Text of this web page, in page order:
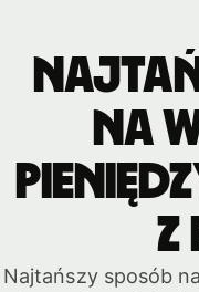
na
z
Najtańszy sposób